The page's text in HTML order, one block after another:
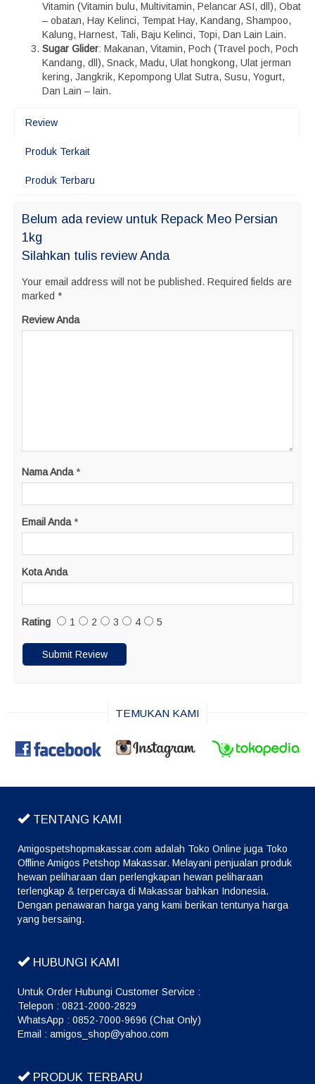
Vitamin (Vitamin bulu, Multivitamin, Pelancar ASI, dll), Obat
– obatan, Hay Kelinci, Tempat Hay, Kandang, Shampoo,
Kalung, Harnest, Tali, Baju Kelinci, Topi, Dan Lain Lain.
Sugar Glider: Makanan, Vitamin, Poch (Travel poch, Poch
Kandang, dll), Snack, Madu, Ulat hongkong, Ulat jerman
kering, Jangkrik, Kepompong Ulat Sutra, Susu, Yogurt,
Dan Lain – lain.
Review
Produk Terkait
Produk Terbaru
Belum ada review untuk Repack Meo Persian
1kg
Silahkan tulis review Anda
Your email address will not be published. Required fields are
marked *
Review Anda
Nama Anda *
Email Anda *
Kota Anda
Rating 1 2 3 4 5
TEMUKAN KAMI
TENTANG KAMI
Amigospetshopmakassar.com adalah Toko Online juga Toko
Offline Amigos Petshop Makassar. Melayani penjualan produk
hewan peliharaan dan perlengkapan hewan peliharaan
terlengkap & terpercaya di Makassar bahkan Indonesia.
Dengan penawaran harga yang kami berikan tentunya harga
yang bersaing.
HUBUNGI KAMI
Untuk Order Hubungi Customer Service :
Telepon : 0821-2000-2829
WhatsApp : 0852-7000-9696 (Chat Only)
Email : amigos_shop@yahoo.com
PRODUK TERBARU